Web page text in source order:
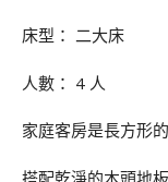
床型： 二大床
人數： 4 人
家庭客房是長方形